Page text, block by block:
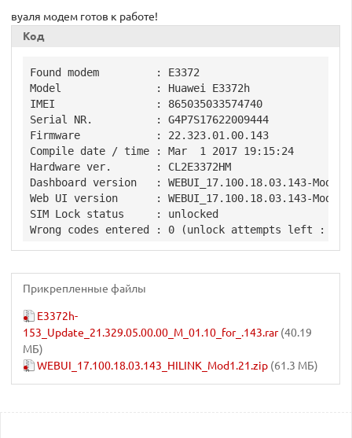
вуаля модем готов к работе!
Код
Found modem         : E3372
Model               : Huawei E3372h
IMEI                : 865035033574740
Serial NR.          : G4P7S17622009444
Firmware            : 22.323.01.00.143
Compile date / time : Mar  1 2017 19:15:24
Hardware ver.       : CL2E3372HM
Dashboard version   : WEBUI_17.100.18.03.143-
Web UI version      : WEBUI_17.100.18.03.143-
SIM Lock status     : unlocked
Прикрепленные файлы
E3372h-
153_Update_21.329.05.00.00_M_01.10_for_.143.rar (40.19
МБ)
WEBUI_17.100.18.03.143_HILINK_Mod1.21.zip (61.3 МБ)